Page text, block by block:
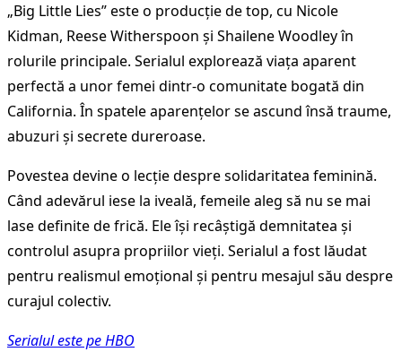
„Big Little Lies” este o producție de top, cu Nicole
Kidman, Reese Witherspoon și Shailene Woodley în
rolurile principale. Serialul explorează viața aparent
perfectă a unor femei dintr-o comunitate bogată din
California. În spatele aparențelor se ascund însă traume,
abuzuri și secrete dureroase.
Povestea devine o lecție despre solidaritatea feminină.
Când adevărul iese la iveală, femeile aleg să nu se mai
lase definite de frică. Ele își recâștigă demnitatea și
controlul asupra propriilor vieți. Serialul a fost lăudat
pentru realismul emoțional și pentru mesajul său despre
curajul colectiv.
Serialul este pe HBO